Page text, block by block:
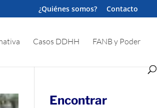
¿Quiénes somos? Contacto
Casos DDHH FANB y Poder
Encontrar